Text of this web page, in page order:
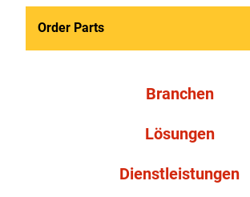
Order Parts
Branchen
Lösungen
Dienstleistungen